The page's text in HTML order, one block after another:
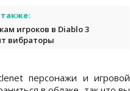
игроков в Diablo 3
вибраторы
персонажи и игровой